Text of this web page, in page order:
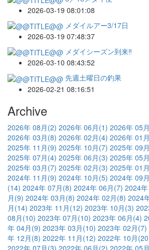
2026-03-19 08:01:08
メダイルアー3/17日
2026-03-19 07:48:37
メダイシーズン到来‼️
2026-03-10 08:43:52
先週土曜日の釣果
2026-02-21 08:16:51
Archive
2026年 08月 (2) 2026年 06月 (1) 2026年 05月
2026年 03月 (8) 2026年 02月 (4) 2026年 01月
2025年 11月 (9) 2025年 10月 (7) 2025年 09月
2025年 07月 (4) 2025年 06月 (3) 2025年 05月
2025年 03月 (7) 2025年 02月 (3) 2025年 01月
2024年 11月 (9) 2024年 10月 (5) 2024年 09月
(14) 2024年 07月 (8) 2024年 06月 (7) 2024
月 (9) 2024年 03月 (8) 2024年 02月 (8) 2024
月 (14) 2023年 11月 (12) 2023年 10月 (3)
08月 (10) 2023年 07月 (10) 2023年 06月 (4)
年 04月 (9) 2023年 03月 (10) 2023年 02月 (7)
年 12月 (8) 2022年 11月 (12) 2022年 10月
2022年 07月 (3) 2022年 06月 (2) 2022年 05月